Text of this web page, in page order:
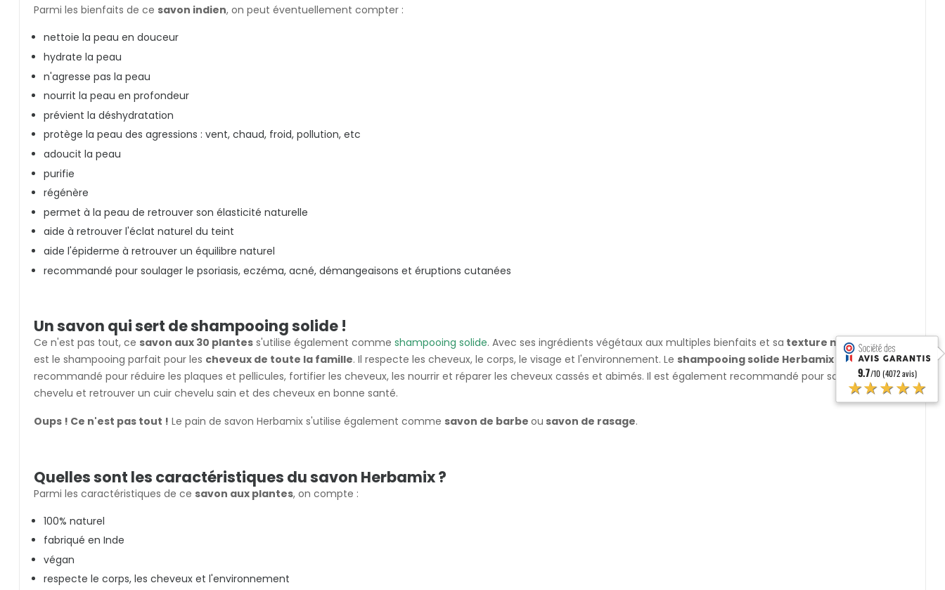
Parmi les bienfaits de ce savon indien, on peut éventuellement compter :
nettoie la peau en douceur
hydrate la peau
n'agresse pas la peau
nourrit la peau en profondeur
prévient la déshydratation
protège la peau des agressions : vent, chaud, froid, pollution, etc
adoucit la peau
purifie
régénère
permet à la peau de retrouver son élasticité naturelle
aide à retrouver l'éclat naturel du teint
aide l'épiderme à retrouver un équilibre naturel
recommandé pour soulager le psoriasis, eczéma, acné, démangeaisons et éruptions cutanées
Un savon qui sert de shampooing solide !
Ce n'est pas tout, ce savon aux 30 plantes s'utilise également comme shampooing solide. Avec ses ingrédients végétaux aux multiples bienfaits et sa texture moussante
est le shampooing parfait pour les cheveux de toute la famille. Il respecte les cheveux, le corps, le visage et l'environnement. Le shampooing solide Herbamix est
recommandé pour réduire les plaques et pellicules, fortifier les cheveux, les nourrir et réparer les cheveux cassés et abimés. Il est également recommandé pour soulager le cuir
chevelu et retrouver un cuir chevelu sain et des cheveux en bonne santé.
Oups ! Ce n'est pas tout ! Le pain de savon Herbamix s'utilise également comme savon de barbe ou savon de rasage.
Quelles sont les caractéristiques du savon Herbamix ?
Parmi les caractéristiques de ce savon aux plantes, on compte :
100% naturel
fabriqué en Inde
végan
respecte le corps, les cheveux et l'environnement
9.7/10 (4072 avis)
★★★★★